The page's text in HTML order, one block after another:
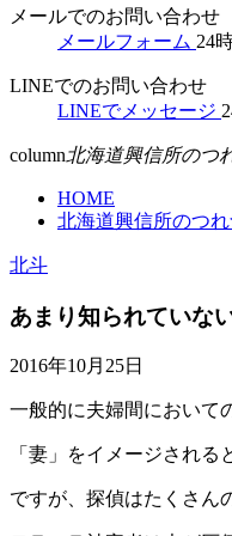
メールでのお問い合わせ
メールフォーム 24
LINEでのお問い合わせ
LINEでメッセージ
column北海道興信所のつ
HOME
北海道興信所のつ
北斗
あまり知られていな
2016年10月25日
一般的に夫婦間において
「妻」をイメージされる
ですが、探偵はたくさん